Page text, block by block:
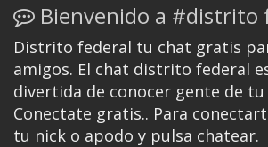
Bienvenido a #distrito
Distrito federal tu chat gratis
amigos. El chat distrito federal
divertida de conocer gente de
Conectate gratis.. Para
tu nick o apodo y pulsa chatear.